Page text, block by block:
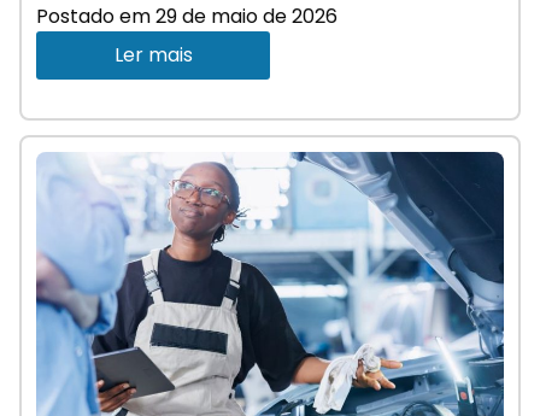
Postado em29 de maio de 2026
Ler mais